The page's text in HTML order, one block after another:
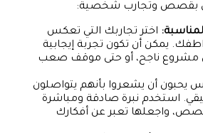
بقصص وتجارب شخصية:
اختر تجاربك التي تعكس
يمكن أن تكون تجربة إيجابية
مشروع ناجح، أو حتى موقف صعب
يحبون أن يشعروا بأنهم يتواصلون
استخدم نبرة صادقة ومباشرة
واجعلها تعبر عن أفكارك